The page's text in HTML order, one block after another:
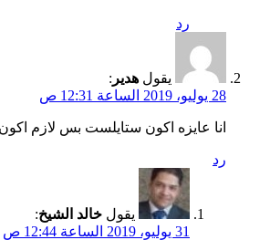
رد
يقول هدير :
28 يوليو، 2019 الساعة 12:31 ص
انا عايزه اكون ستايلست بس لازم
رد
يقول خالد الشيخ:
31 يوليو، 2019 الساعة 12:44 ص